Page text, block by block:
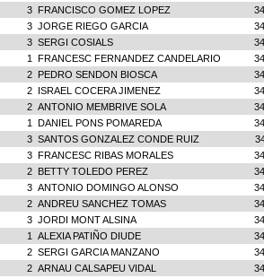
3 FRANCISCO GOMEZ LOPEZ
3 JORGE RIEGO GARCIA
3 SERGI COSIALS
1 FRANCESC FERNANDEZ CANDELARIO
2 PEDRO SENDON BIOSCA
2 ISRAEL COCERA JIMENEZ
2 ANTONIO MEMBRIVE SOLA
1 DANIEL PONS POMAREDA
3 SANTOS GONZALEZ CONDE RUIZ
3 FRANCESC RIBAS MORALES
2 BETTY TOLEDO PEREZ
3 ANTONIO DOMINGO ALONSO
2 ANDREU SANCHEZ TOMAS
3 JORDI MONT ALSINA
1 ALEXIA PATIÑO DIUDE
2 SERGI GARCIA MANZANO
2 ARNAU CALSAPEU VIDAL